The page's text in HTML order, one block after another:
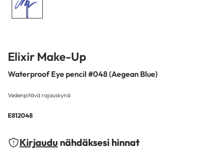
Elixir Make-Up
Waterproof Eye pencil #048 (Aegean Blue)
Vedenpitävä rajauskynä
E812048
Kirjaudu nähdäksesi hinnat